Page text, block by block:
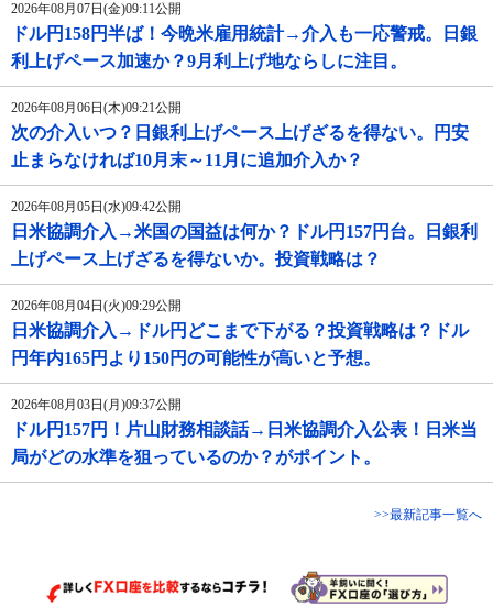
2026年08月07日(金)09:11公開
ドル円158円半ば！今晩米雇用統計→介入も一応警戒。日銀
利上げペース加速か？9月利上げ地ならしに注目。
2026年08月06日(木)09:21公開
次の介入いつ？日銀利上げペース上げざるを得ない。円安
止まらなければ10月末～11月に追加介入か？
2026年08月05日(水)09:42公開
日米協調介入→米国の国益は何か？ドル円157円台。日銀利
上げペース上げざるを得ないか。投資戦略は？
2026年08月04日(火)09:29公開
日米協調介入→ドル円どこまで下がる？投資戦略は？ドル
円年内165円より150円の可能性が高いと予想。
2026年08月03日(月)09:37公開
ドル円157円！片山財務相談話→日米協調介入公表！日米当
局がどの水準を狙っているのか？がポイント。
>>最新記事一覧へ